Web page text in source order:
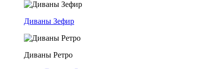
Диваны Зефир
Диваны Ретро